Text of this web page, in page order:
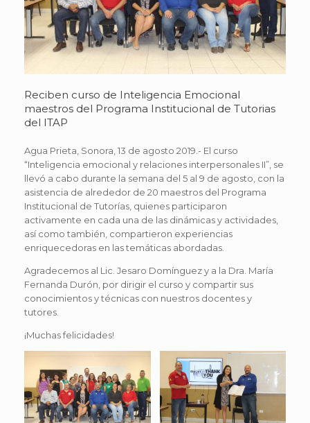
Reciben curso de Inteligencia Emocional
maestros del Programa Institucional de Tutorias
del ITAP
Agua Prieta, Sonora, 13 de agosto 2019.- El curso
“Inteligencia emocional y relaciones interpersonales II”, se
llevó a cabo durante la semana del 5 al 9 de agosto, con la
asistencia de alrededor de 20 maestros del Programa
Institucional de Tutorías, quienes participaron
activamente en cada una de las dinámicas y actividades,
así como también, compartieron experiencias
enriquecedoras en las temáticas abordadas.
Agradecemos al Lic. Jesaro Domínguez y a la Dra. María
Fernanda Durón, por dirigir el curso y compartir sus
conocimientos y técnicas con nuestros docentes y
tutores.
¡Muchas felicidades!